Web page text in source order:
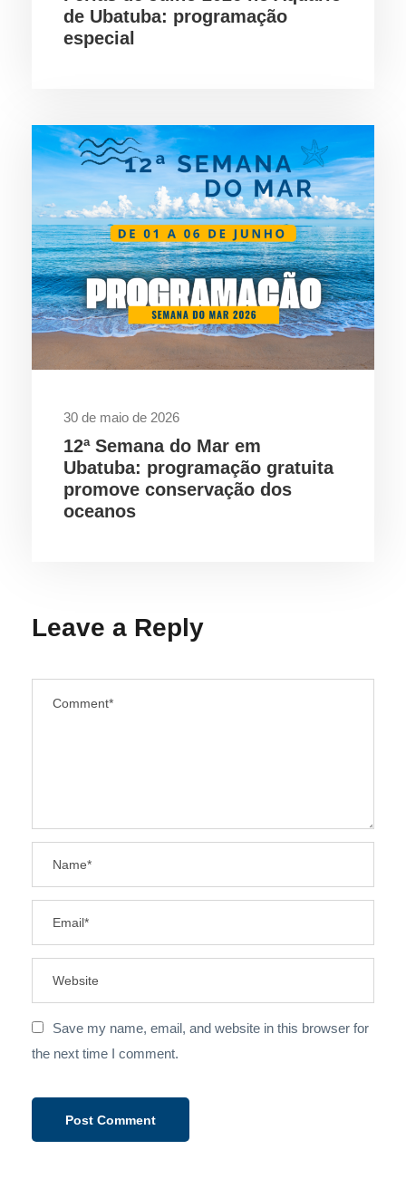
de Ubatuba: programação
especial
30 de maio de 2026
12ª Semana do Mar em
Ubatuba: programação gratuita
promove conservação dos
oceanos
Leave a Reply
Save my name, email, and website in this browser for
the next time I comment.